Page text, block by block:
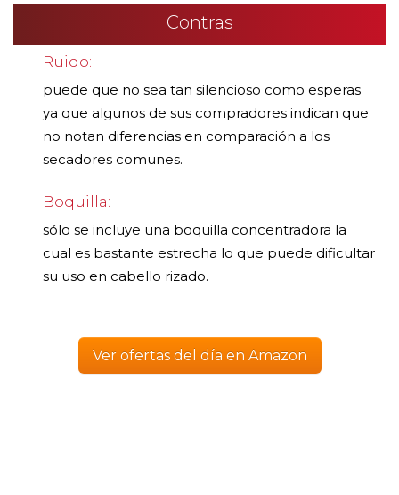
Contras
Ruido:
puede que no sea tan silencioso como esperas
ya que algunos de sus compradores indican que
no notan diferencias en comparación a los
secadores comunes.
Boquilla:
sólo se incluye una boquilla concentradora la
cual es bastante estrecha lo que puede dificultar
su uso en cabello rizado.
Ver ofertas del día en Amazon